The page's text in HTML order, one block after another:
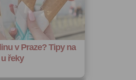
v Praze? Tipy na
řeky